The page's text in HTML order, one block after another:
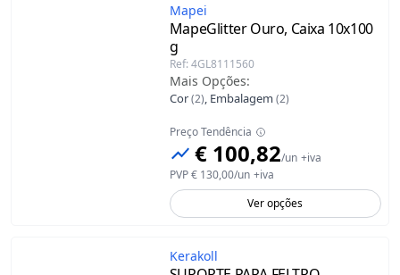
Mapei
MapeGlitter Ouro, Caixa 10x100
g
Ref: 4GL8111560
Mais Opções:
Cor(2) Embalagem (2)
Preço Tendência
€ 100,82/un +iva
PVP€ 130,00/un +iva
Ver opções
Kerakoll